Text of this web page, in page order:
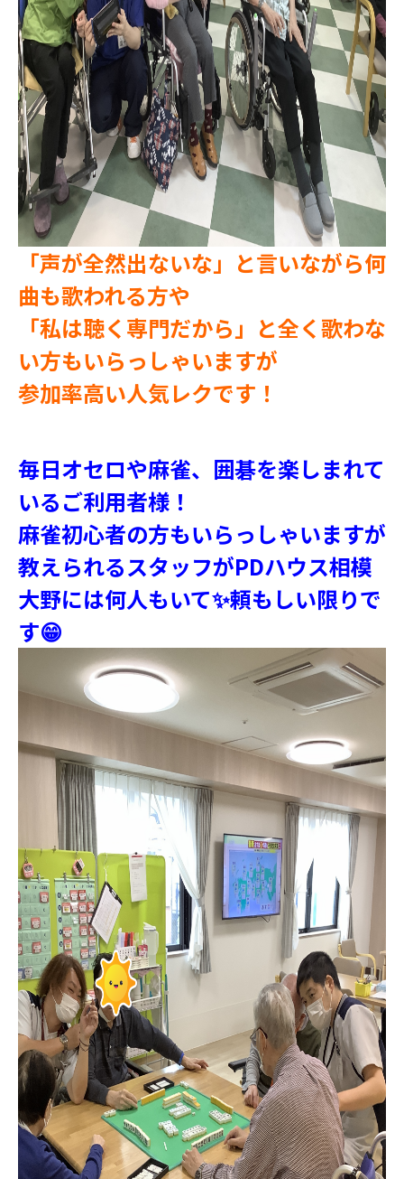
「声が全然出ないな」と言いながら何
曲も歌われる方や
「私は聴く専門だから」と全く歌わな
い方もいらっしゃいますが
参加率高い人気レクです！
毎日オセロや麻雀、囲碁を楽しまれて
いるご利用者様！
麻雀初心者の方もいらっしゃいますが
教えられるスタッフがPDハウス相模
大野には何人もいて✨頼もしい限りで
す😁